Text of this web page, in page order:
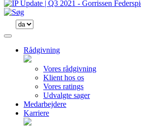
Rådgivning
Vores rådgivning
Klient hos os
Vores ratings
Udvalgte sager
Medarbejdere
Karriere